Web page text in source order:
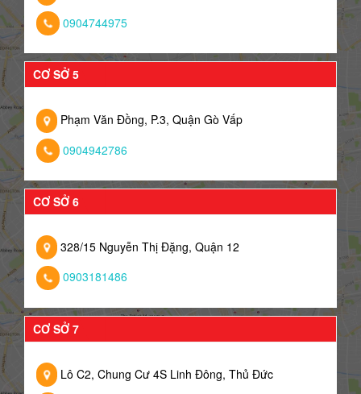
0904744975
CƠ SỞ 5
Phạm Văn Đồng, P.3, Quận Gò Vấp
0904942786
CƠ SỞ 6
328/15 Nguyễn Thị Đặng, Quận 12
0903181486
CƠ SỞ 7
Lô C2, Chung Cư 4S Linh Đông, Thủ Đức